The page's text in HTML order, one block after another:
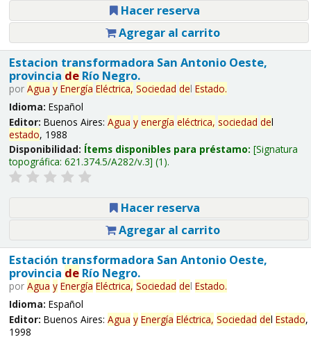
Hacer reserva
Agregar al carrito
Estacion transformadora San Antonio Oeste,
provincia deRío Negro.
por Agua y Energía Eléctrica, Sociedad del Estado.
Idioma: Español
Editor: Buenos Aires: Agua y energía eléctrica, sociedad del
estado, 1988
Disponibilidad: Ítems disponibles para préstamo: Signatura
topográfica: 621.374.5/A282/v.3 (1).
Hacer reserva
Agregar al carrito
Estación transformadora San Antonio Oeste,
provincia deRío Negro.
por Agua y Energía Eléctrica, Sociedad del Estado.
Idioma: Español
Editor: Buenos Aires: Agua y Energía Eléctrica, Sociedad del Estado,
1998